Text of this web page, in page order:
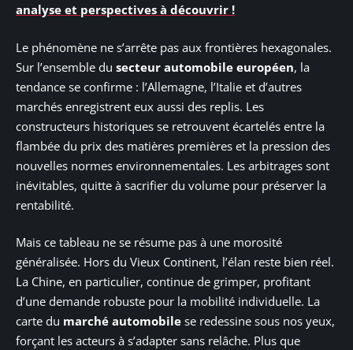
analyse et perspectives à découvrir !
Le phénomène ne s’arrête pas aux frontières hexagonales.
Sur l’ensemble du secteur automobile européen, la
tendance se confirme : l’Allemagne, l’Italie et d’autres
marchés enregistrent eux aussi des replis. Les
constructeurs historiques se retrouvent écartelés entre la
flambée du prix des matières premières et la pression des
nouvelles normes environnementales. Les arbitrages sont
inévitables, quitte à sacrifier du volume pour préserver la
rentabilité.
Mais ce tableau ne se résume pas à une morosité
généralisée. Hors du Vieux Continent, l’élan reste bien réel.
La Chine, en particulier, continue de grimper, profitant
d’une demande robuste pour la mobilité individuelle. La
carte du marché automobile se redessine sous nos yeux,
forçant les acteurs à s’adapter sans relâche. Plus que